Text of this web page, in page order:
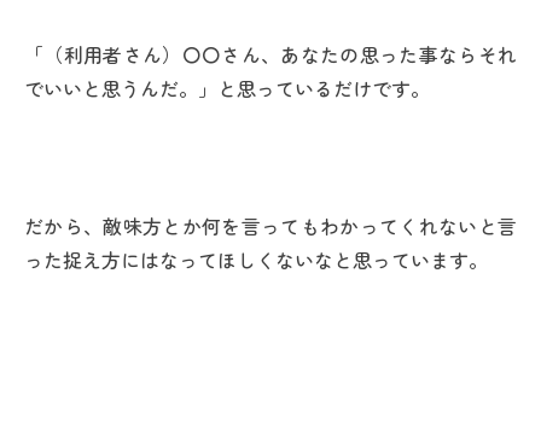
「（利用者さん）〇〇さん、あなたの思った事ならそれ
でいいと思うんだ。」と思っているだけです。
だから、敵味方とか何を言ってもわかってくれないと言
った捉え方にはなってほしくないなと思っています。